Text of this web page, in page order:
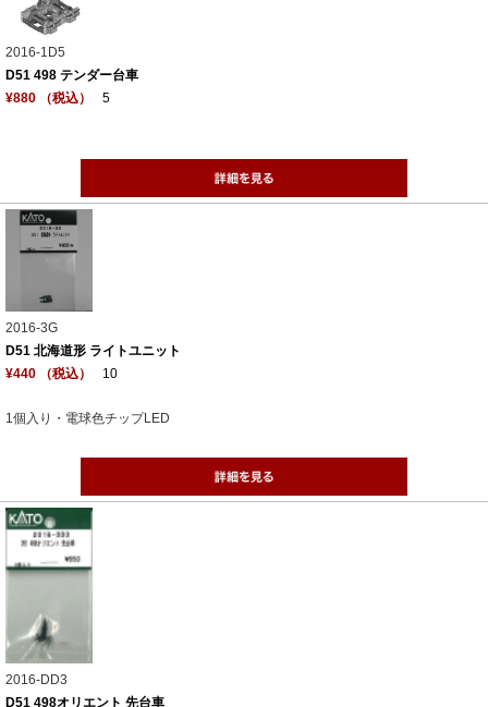
2016-1D5
D51 498 テンダー台車
¥880 （税込）
5
2016-3G
D51 北海道形 ライトユニット
¥440 （税込）
10
1個入り・電球色チップLED
2016-DD3
D51 498オリエント 先台車